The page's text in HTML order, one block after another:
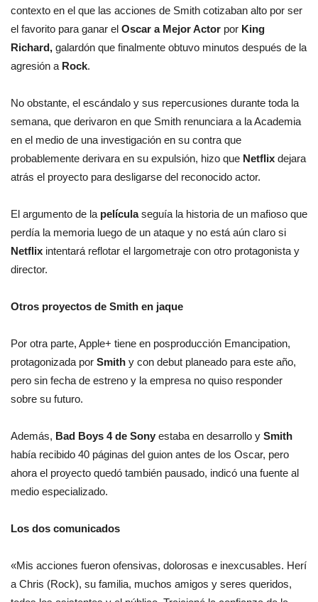
contexto en el que las acciones de Smith cotizaban alto por ser
el favorito para ganar el Oscar a Mejor Actor por King
Richard, galardón que finalmente obtuvo minutos después de la
agresión a Rock.
No obstante, el escándalo y sus repercusiones durante toda la
semana, que derivaron en que Smith renunciara a la Academia
en el medio de una investigación en su contra que
probablemente derivara en su expulsión, hizo que Netflix dejara
atrás el proyecto para desligarse del reconocido actor.
El argumento de la películaseguía la historia de un mafioso que
perdía la memoria luego de un ataque y no está aún claro si
Netflix intentará reflotar el largometraje con otro protagonista y
director.
Otros proyectos de Smith en jaque
Por otra parte, Apple+ tiene en posproducción Emancipation,
protagonizada por Smith y con debut planeado para este año,
pero sin fecha de estreno y la empresa no quiso responder
sobre su futuro.
Además, Bad Boys 4 de Sony estaba en desarrollo y Smith
había recibido 40 páginas del guion antes de los Oscar, pero
ahora el proyecto quedó también pausado, indicó una fuente al
medio especializado.
Los dos comunicados
«Mis acciones fueron ofensivas, dolorosas e inexcusables. Herí
a Chris (Rock), su familia, muchos amigos y seres queridos,